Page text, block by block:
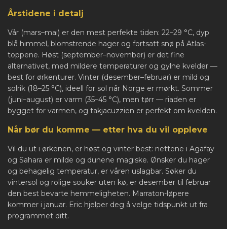
Årstidene i detalj
Vår (mars–mai) er den mest perfekte tiden: 22–29 °C, dyp
blå himmel, blomstrende hager og fortsatt snø på Atlas-
toppene. Høst (september–november) er det fine
alternativet, med mildere temperaturer og gylne kvelder —
best for ørkenturer. Vinter (desember–februar) er mild og
solrik (18–25 °C), ideell for sol når Norge er mørkt. Sommer
(juni–august) er varm (35–45 °C), men tørr — riaden er
bygget for varmen, og takjacuzzien er perfekt om kvelden.
Når bør du komme — etter hva du vil oppleve
Vil du ut i ørkenen, er høst og vinter best: nettene i Agafay
og Sahara er milde og dunene magiske. Ønsker du hager
og behagelig temperatur, er våren uslagbar. Søker du
vintersol og rolige souker uten kø, er desember til februar
den best bevarte hemmeligheten. Marraton-løpere
kommer i januar. Eric hjelper deg å velge tidspunkt ut fra
programmet ditt.